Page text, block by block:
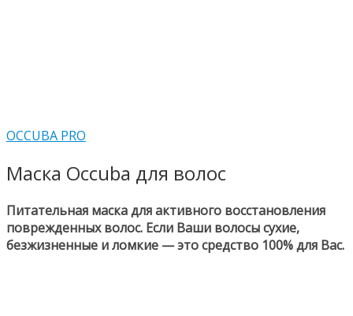
OCCUBA PRO
Маска Occuba для волос
Питательная маска для активного восстановления
поврежденных волос. Если Ваши волосы сухие,
безжизненные и ломкие — это средство 100% для Вас.